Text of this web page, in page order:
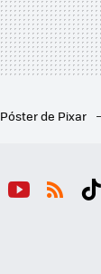
Póster de Pixar